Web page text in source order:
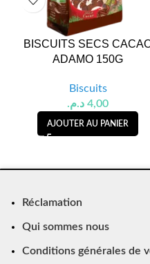
BISCUITS SECS
ADAMO 150G
Biscuits
4,00 د.م.
AJOUTER AU PANIER
Réclamation
Qui sommes nous
Conditions générales de